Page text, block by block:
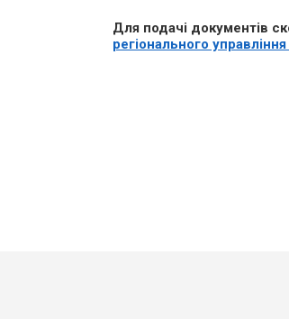
Для подачі документів
регіонального